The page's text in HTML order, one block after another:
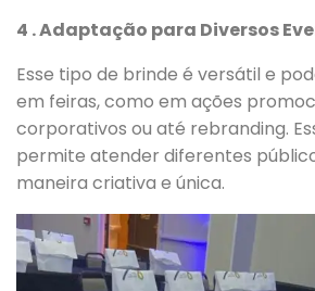
4 . Adaptação para Diversos
Esse tipo de brinde é versátil e
em feiras, como em ações
corporativos ou até rebranding.
permite atender diferentes
maneira criativa e única.